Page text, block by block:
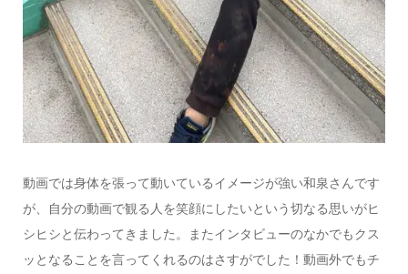
動画では身体を張って動いているイメージが強い和泉さんです
が、自分の動画で観る人を笑顔にしたいという切なる思いがヒ
シヒシと伝わってきました。またインタビューのなかでもクス
ッとなることを言ってくれるのはさすがでした！動画外でもチ